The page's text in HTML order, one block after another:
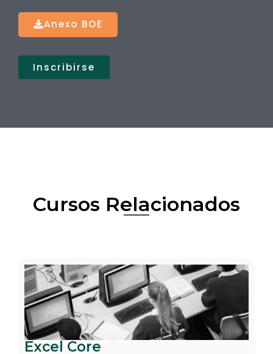
Anexo BOE
Inscribirse
Cursos Relacionados
Excel Core